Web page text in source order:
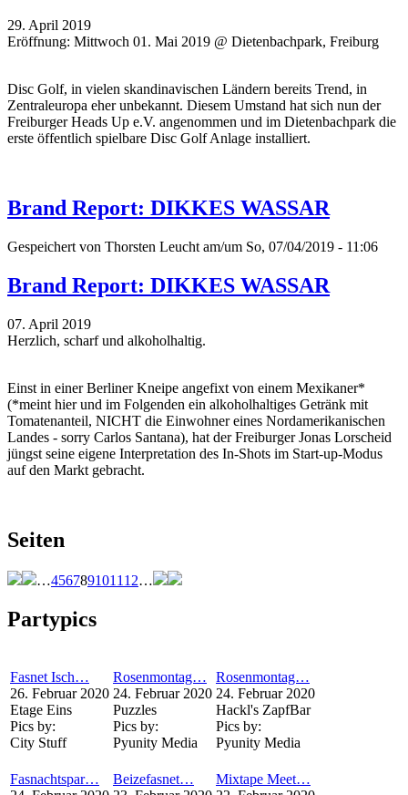
29. April 2019
Eröffnung: Mittwoch 01. Mai 2019 @ Dietenbachpark, Freiburg
Disc Golf, in vielen skandinavischen Ländern bereits Trend, in
Zentraleuropa eher unbekannt. Diesem Umstand hat sich nun der
Freiburger Heads Up e.V. angenommen und im Dietenbachpark die
erste öffentlich spielbare Disc Golf Anlage installiert.
Brand Report: DIKKES WASSAR
Gespeichert von Thorsten Leucht am/um So, 07/04/2019 - 11:06
Brand Report: DIKKES WASSAR
07. April 2019
Herzlich, scharf und alkoholhaltig.
Einst in einer Berliner Kneipe angefixt von einem Mexikaner*
(*meint hier und im Folgenden ein alkoholhaltiges Getränk mit
Tomatenanteil, NICHT die Einwohner eines Nordamerikanischen
Landes - sorry Carlos Santana), hat der Freiburger Jonas Lorscheid
jüngst seine eigene Interpretation des In-Shots im Start-up-Modus
auf den Markt gebracht.
Seiten
…4567891011 12…
Partypics
Fasnet Isch…
26. Februar 2020
Etage Eins
Pics by:
City Stuff
Rosenmontag…
24. Februar 2020
Puzzles
Pics by:
Pyunity Media
Rosenmontag…
24. Februar 2020
Hackl's ZapfBar
Pics by:
Pyunity Media
Fasnachtspar…
Beizefasnet…
Mixtape Meet…